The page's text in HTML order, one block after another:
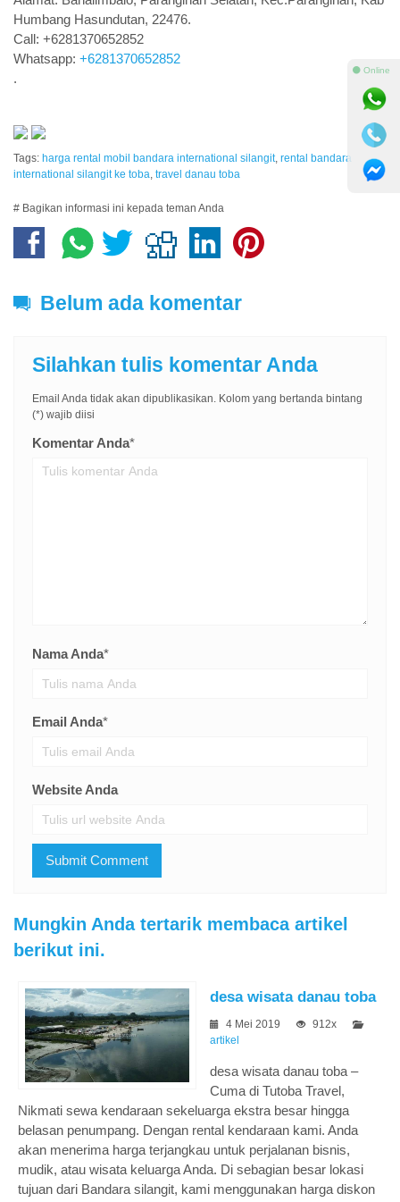
Humbang Hasundutan, 22476.
Call: +6281370652852
Whatsapp: +6281370652852
.
Tags: harga rental mobil bandara international silangit, rental bandara
international silangit ke toba travel danau toba
# Bagikan informasi ini kepada teman Anda
Belum ada komentar
Silahkan tulis komentar Anda
Email Anda tidak akan dipublikasikan. Kolom yang bertanda bintang
(*) wajib diisi
Komentar Anda*
Nama Anda*
Email Anda*
Website Anda
Mungkin Anda tertarik membaca artikel
berikut ini.
desa wisata danau toba
4 Mei 2019
912x
artikel
desa wisata danau toba –
Cuma di Tutoba Travel,
Nikmati sewa kendaraan sekeluarga ekstra besar hingga
belasan penumpang. Dengan rental kendaraan kami. Anda
akan menerima harga terjangkau untuk perjalanan bisnis,
mudik, atau wisata keluarga Anda. Di sebagian besar lokasi
tujuan dari Bandara silangit, kami menggunakan harga diskon
⚫ Online